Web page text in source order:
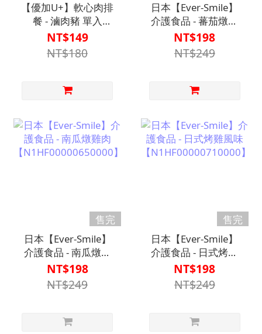
【優加U+】軟心肉排
餐 - 滷肉豬 單入
【N1HF00001190000】
NT$149
NT$180
日本【Ever-Smile】
介護食品 - 蕃茄燉雞
肉
【N1HF00000660000】
NT$198
NT$249
售完
日本【Ever-Smile】
介護食品 - 南瓜燉雞
肉
【N1HF00000650000】
NT$198
NT$249
售完
日本【Ever-Smile】
介護食品 - 日式烤雞
風味
【N1HF00000710000】
NT$198
NT$249